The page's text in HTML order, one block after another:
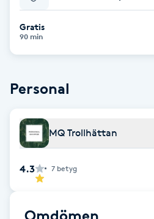
Babylights
Balayage
Bambumassage
Barber
BIAB
Gratis
90 min
Personal
MQ Trollhättan
4.3 7 betyg